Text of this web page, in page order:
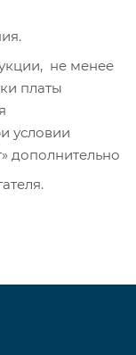
не менее
платы
условии
дополнительно